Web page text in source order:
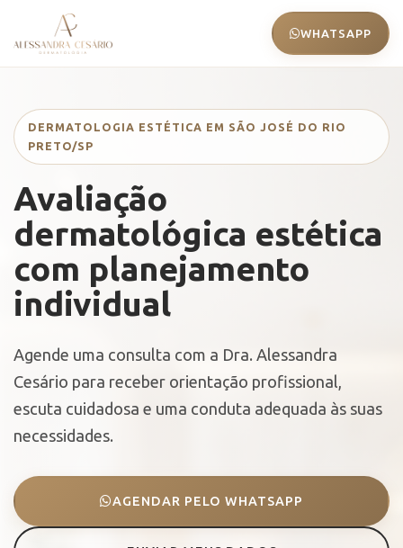
WHATSAPP
DERMATOLOGIA ESTÉTICA EM SÃO JOSÉ DO RIO
PRETO/SP
Avaliação
dermatológica estética
com planejamento
individual
Agende uma consulta com a Dra. Alessandra
Cesário para receber orientação profissional,
escuta cuidadosa e uma conduta adequada às suas
necessidades.
AGENDAR PELO WHATSAPP